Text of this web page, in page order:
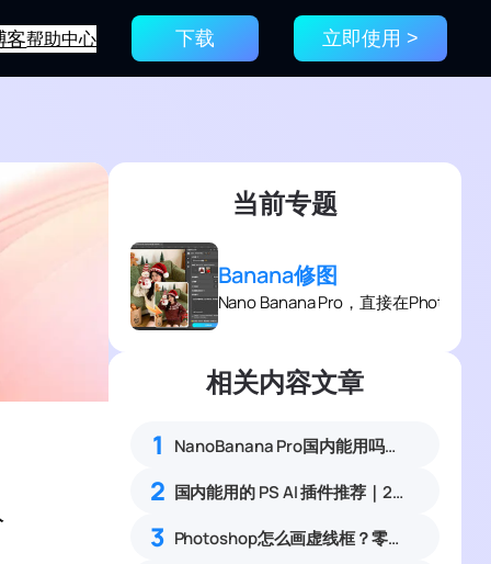
客帮助中心 下载 立即使用 >
当前专题
Banana修图
Nano Banana Pro，直接在
相关内容文章
1 NanoBanana Pro国内能用吗？Nano banana使用教程
2 国内能用的 PS AI 插件推荐｜2026 4款AI插件最新实测
3 Photoshop怎么画虚线框？零基础自定义虚线边框教程